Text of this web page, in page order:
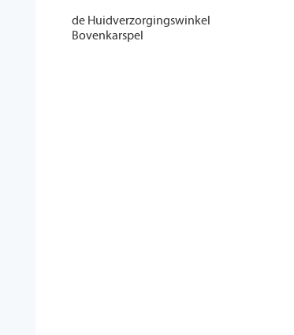
de Huidverzorgingswinkel
Bovenkarspel